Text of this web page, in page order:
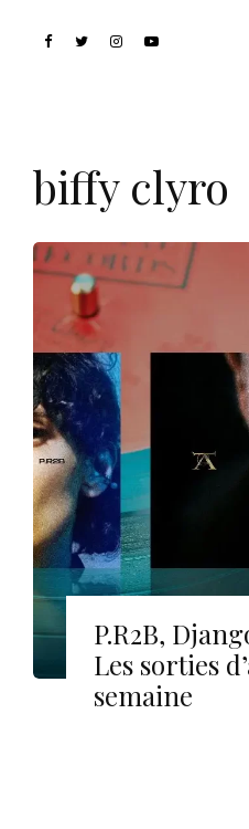
biffy clyro
P.R2B,
Les sorties
semaine